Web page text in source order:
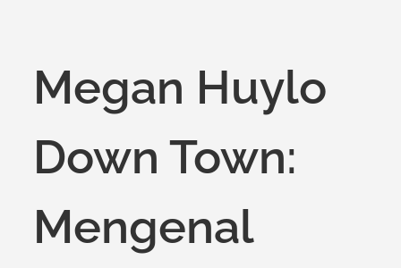
Megan Huylo
Down Town:
Mengenal